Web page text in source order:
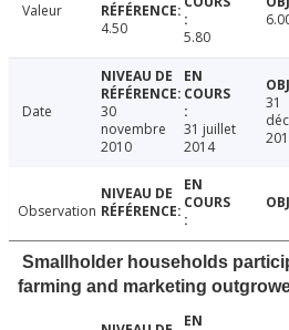
Valeur
4.50
5.80
Date
30
novembre
2010
31 juillet
2014
31
Observation
Smallholder households
farming and marketing